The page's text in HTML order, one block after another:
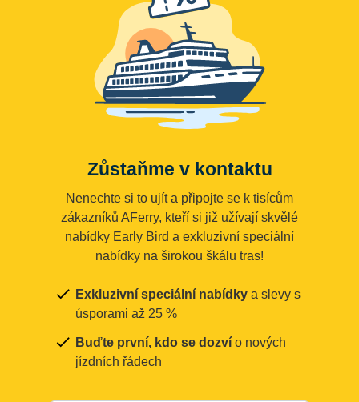
Zůstaňme v kontaktu
Nenechte si to ujít a připojte se k tisícům
zákazníků AFerry, kteří si již užívají skvělé
nabídky Early Bird a exkluzivní speciální
nabídky na širokou škálu tras!
Exkluzivní speciální nabídky a slevy s
úsporami až 25 %
Buďte první, kdo se dozví o nových
jízdních řádech